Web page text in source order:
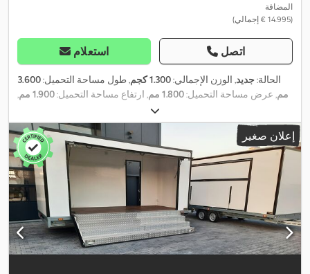
المضافة
(‏14.995 € إجمالي)
استعلام اتصل
الحالة:جديد, الوزن الإجمالي:1.300 كجم , طول مساحة التحميل:3.600
مم, عرض مساحة التحميل:1.800 مم , ارتفاع مساحة التحميل:1.900 مم
,
إعلان صغير